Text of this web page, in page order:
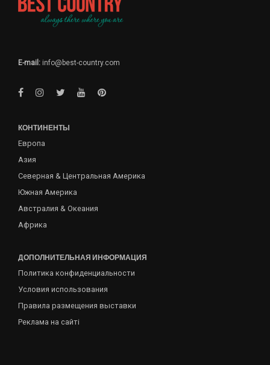
E-mail: info@best-country.com
КОНТИНЕНТЫ
Европа
Азия
Северная & Центральная Америка
Южная Америка
Австралия & Океания
Африка
ДОПОЛНИТЕЛЬНАЯ ИНФОРМАЦИЯ
Политика конфиденциальности
Условия использования
Правила размещения выставки
Реклама на сайті